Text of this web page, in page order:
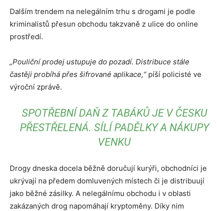
Dalším trendem na nelegálním trhu s drogami je podle
kriminalistů přesun obchodu takzvaně z ulice do online
prostředí.
„Pouliční prodej ustupuje do pozadí. Distribuce stále
častěji probíhá přes šifrované aplikace,“ píší policisté ve
výroční zprávě.
SPOTŘEBNÍ DAŇ Z TABÁKŮ JE V ČESKU
PŘESTŘELENÁ. SÍLÍ PADĚLKY A NÁKUPY
VENKU
Drogy dneska docela běžně doručují kurýři, obchodníci je
ukrývají na předem domluvených místech či je distribuují
jako běžné zásilky. A nelegálnímu obchodu i v oblasti
zakázaných drog napomáhají kryptoměny. Díky nim